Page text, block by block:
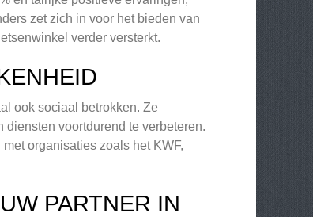
zet zich in voor het bieden van
verder versterkt.
ook sociaal betrokken. Ze
voortdurend te verbeteren.
organisaties zoals het KWF,
PARTNER IN